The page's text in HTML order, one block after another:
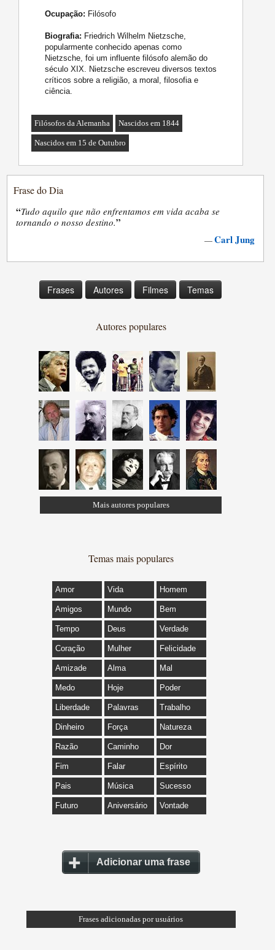
Ocupação: Filósofo
Biografia: Friedrich Wilhelm Nietzsche,
popularmente conhecido apenas como
Nietzsche, foi um influente filósofo alemão do
século XIX. Nietzsche escreveu diversos textos
críticos sobre a religião, a moral, filosofia e
ciência.
Filósofos da Alemanha Nascidos em 1844
Nascidos em 15 de Outubro
Frase do Dia
“Tudo aquilo que não enfrentamos em vida acaba se
tornando o nosso destino.”
—Carl Jung
Frases Autores Filmes Temas
Autores populares
Mais autores populares
Temas mais populares
Amor Vida Homem
Amigos Mundo Bem
Tempo Deus Verdade
Coração Mulher Felicidade
Amizade Alma Mal
Medo Hoje Poder
Liberdade Palavras Trabalho
Dinheiro Força Natureza
Razão Caminho Dor
Fim Falar Espírito
Pais Música Sucesso
Futuro Aniversário Vontade
Adicionar uma frase
Frases adicionadas por usuários